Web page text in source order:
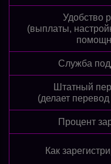
Удобство
(выплаты,
Служба
Штатный
(делает
Процент
Как